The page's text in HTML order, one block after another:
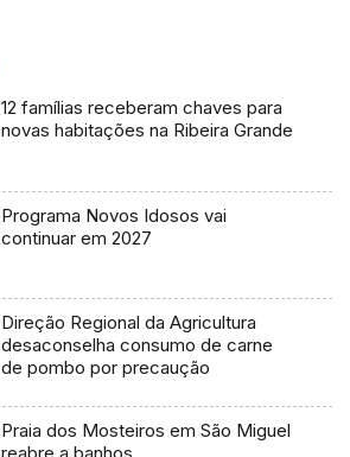
12 famílias receberam chaves para
novas habitações na Ribeira Grande
Programa Novos Idosos vai
continuar em 2027
Direção Regional da Agricultura
desaconselha consumo de carne
de pombo por precaução
Praia dos Mosteiros em São Miguel